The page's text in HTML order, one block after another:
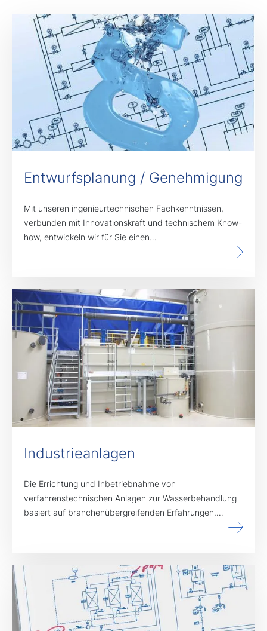
Entwurfsplanung / Genehmigung
Mit unseren ingenieurtechnischen Fachkenntnissen,
verbunden mit Innovationskraft und technischem Know-
how, entwickeln wir für Sie einen…
Industrieanlagen
Die Errichtung und Inbetriebnahme von
verfahrenstechnischen Anlagen zur Wasserbehandlung
basiert auf branchenübergreifenden Erfahrungen.…